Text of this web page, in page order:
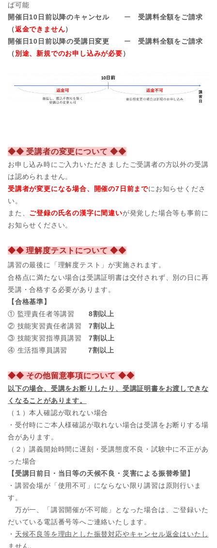
ば可能
開催日10日前以降のキャンセル ー受講料全額をご請求
（返金できません）
開催日10日前以降の受講日変更 ー受講料全額をご請求
（別途、新規でのお申し込みが必要）
◆◆ 受講者の変更について ◆◆
お申し込み時にご入力いただきましたご受講者の方以外の受講
は認められません。
受講者が変更になる場合、開催の7日前までにお知らせくださ
い。
また、 ご登録の氏名の漢字に間違いが発覚した場合等も事前に
お知らせください。
◆◆ 理解度テストについて ◆◆
講習の最後に「理解度テスト」が実施されます。
合格点に満たない場合は受講証明書は交付されず、別の日に再
受講・合格する必要があります。
【合格基準】
① 監理責任者等講習 8割以上
② 技能実習責任者講習7割以上
③ 技能実習指導員講習7割以上
④ 生活指導員講習
7割以上
◆◆ その他留意事項について ◆◆
以下の場合、 受講をお断りしたり、受講証明書をお渡しできな
くなることがあります。
（１）本人確認が取れない場合
・受付時にご本人様確認が取れない場合は受講をお断りする場
合があります。
（２）講義開始時間に遅刻・受講態度不良・試験中に不正があ
った場合
【受講日前日・当日等の天候不良・災害による振替希望】
・講習会場が「使用不可」にならない限り講習は原則行いま
す。
万が一、「講習開催が不可能」となった場合は、ご登録いた
だいている電話番号等へご連絡いたします。
・ 天候不良等を理由とした振替対応やキャンセル返金はいたし
ません。